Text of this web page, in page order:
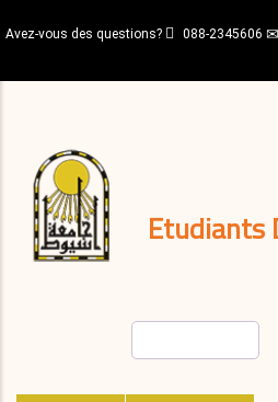
au
principal
Avez-vous des questions? 088-2345606
Etudiants
décisions
Expatriés
Journal